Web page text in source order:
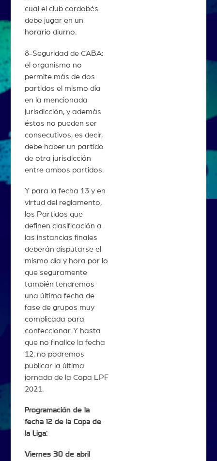
cual el club cordobés
debe jugar en un
horario diurno.
8-Seguridad de CABA:
el organismo no
permite más de dos
partidos el mismo día
en la mencionada
jurisdicción, y además
éstos no pueden ser
consecutivos, es decir,
debe haber un partido
de otra jurisdicción
entre ambos partidos.
Y para la fecha 13 y en
virtud del reglamento,
los Partidos que
definen clasificación a
las instancias finales
deberán disputarse el
mismo día y hora por lo
que seguramente
también tendremos
una última fecha de
fase de grupos muy
complicada para
confeccionar. Y hasta
que no finalice la fecha
12, no podremos
publicar la última
jornada de la Copa LPF
2021.
Programación de la
fecha 12 de la Copa de
la Liga:
Viernes 30 de abril